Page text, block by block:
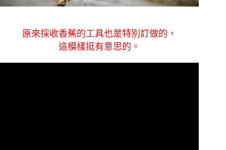
原來採收香蕉的工具也是特別訂做的，
這模樣挺有意思的。